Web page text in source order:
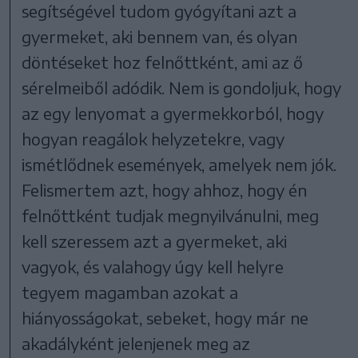
segítségével tudom gyógyítani azt a
gyermeket, aki bennem van, és olyan
döntéseket hoz felnőttként, ami az ő
sérelmeiből adódik. Nem is gondoljuk, hogy
az egy lenyomat a gyermekkorból, hogy
hogyan reagálok helyzetekre, vagy
ismétlődnek események, amelyek nem jók.
Felismertem azt, hogy ahhoz, hogy én
felnőttként tudjak megnyilvánulni, meg
kell szeressem azt a gyermeket, aki
vagyok, és valahogy úgy kell helyre
tegyem magamban azokat a
hiányosságokat, sebeket, hogy már ne
akadályként jelenjenek meg az